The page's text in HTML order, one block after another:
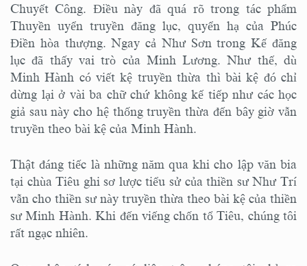
Chuyết Công. Điều này đã quá rõ trong tác phẩm
Thuyền uyển truyền đăng lục, quyển hạ của Phúc
Điền hòa thượng. Ngay cả Như Sơn trong Kế đăng
lục đã thấy vai trò của Minh Lương. Như thế, dù
Minh Hành có viết kệ truyền thừa thì bài kệ đó chỉ
dừng lại ở vài ba chữ chứ không kế tiếp như các học
giả sau này cho hệ thống truyền thừa đến bây giờ vẫn
truyền theo bài kệ của Minh Hành.
Thật đáng tiếc là những năm qua khi cho lập văn bia
tại chùa Tiêu ghi sơ lược tiểu sử của thiền sư Như Trí
vẫn cho thiền sư này truyền thừa theo bài kệ của thiền
sư Minh Hành. Khi đến viếng chốn tổ Tiêu, chúng tôi
rất ngạc nhiên.